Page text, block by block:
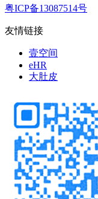
粤ICP备13087514号
友情链接
壹空间
eHR
大肚皮